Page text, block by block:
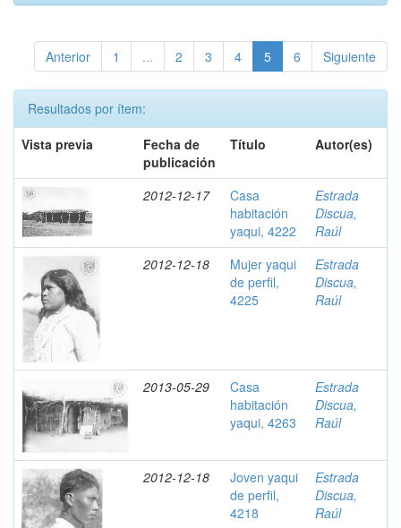
Anterior 1 ... 2 3 4 5 6 Siguiente
Resultados por ítem:
Vista previa
Fecha de
publicación
Título Autor(es)
2012-12-17
Casa
habitación
yaqui, 4222
Estrada
Discua,
Raúl
2012-12-18
Mujer yaqui
de perfil,
4225
Estrada
Discua,
Raúl
2013-05-29
Casa
habitación
yaqui, 4263
Estrada
Discua,
Raúl
2012-12-18
Joven yaqui
de perfil,
4218
Estrada
Discua,
Raúl